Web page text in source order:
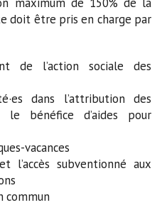
doit être pris en charge par
de l’action sociale des
dans l’attribution des
bénéfice d’aides pour
vacances
l’accès subventionné aux
commun